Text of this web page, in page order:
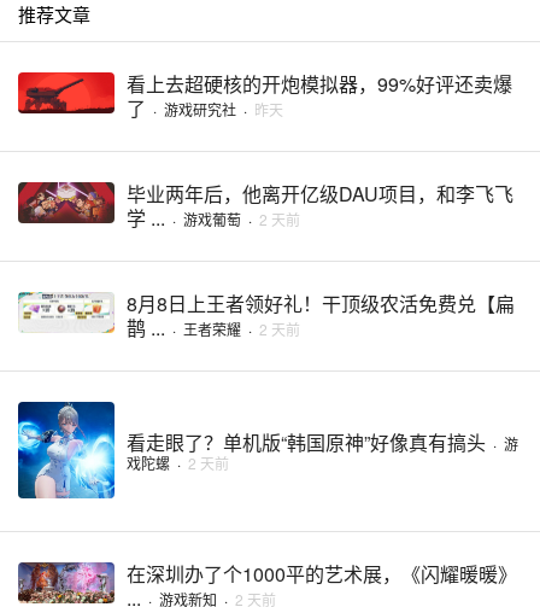
推荐文章
看上去超硬核的开炮模拟器，99%好评还卖爆
了 · 游戏研究社 · 昨天
毕业两年后，他离开亿级DAU项目，和李飞飞
学 ... · 游戏葡萄 · 2 天前
8月8日上王者领好礼！干顶级农活免费兑【扁
鹊 ... · 王者荣耀 · 2 天前
看走眼了？单机版“韩国原神”好像真有搞头 · 游
戏陀螺 · 2 天前
在深圳办了个1000平的艺术展，《闪耀暖暖》
... · 游戏新知 · 2 天前